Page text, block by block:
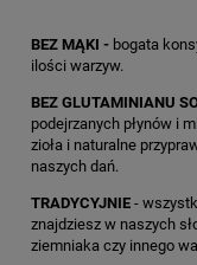
BEZ MĄKI - bogata
ilości warzyw.
BEZ GLUTAMINIANU
podejrzanych płynów i
zioła i naturalne
naszych dań.
TRADYCYJNIE -
znajdziesz w naszych
ziemniaka czy innego